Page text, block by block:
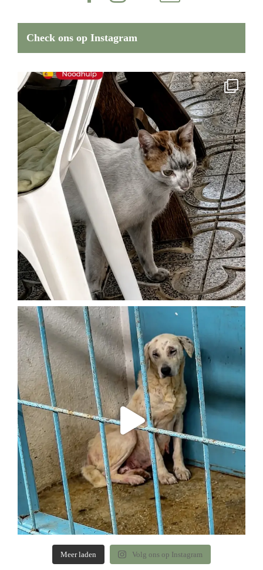
Check ons op Instagram
Meer laden Volg ons op Instagram